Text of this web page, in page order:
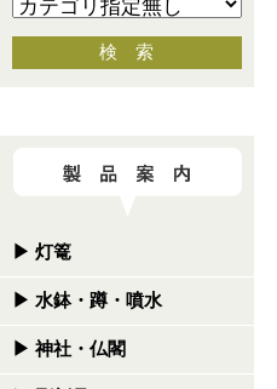
検 索
▶ 灯篭
▶ 水鉢・蹲・噴水
▶ 神社・仏閣